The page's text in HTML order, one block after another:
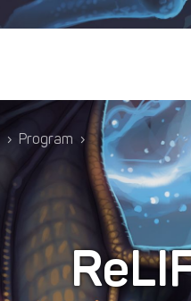
› Program ›